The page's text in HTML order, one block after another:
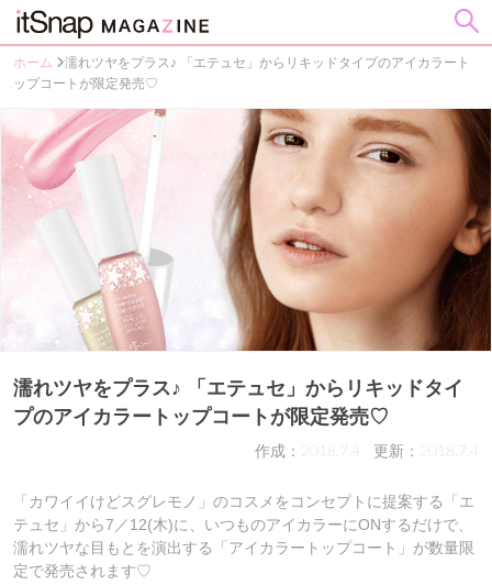
ホーム
濡れツヤをプラス♪ 「エテュセ」からリキッドタイプのアイカラート
ップコートが限定発売♡
濡れツヤをプラス♪ 「エテュセ」からリキッドタイ
プのアイカラートップコートが限定発売♡
作成：2018.7.4 更新：2018.7.4
「カワイイけどスグレモノ」のコスメをコンセプトに提案する「エ
テュセ」から7／12(木)に、いつものアイカラーにONするだけで、
濡れツヤな目もとを演出する「アイカラートップコート」が数量限
定で発売されます♡